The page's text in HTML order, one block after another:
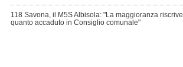
118 Savona, il M5S Albisola: "La maggioranza riscrive
quanto accaduto in Consiglio comunale"